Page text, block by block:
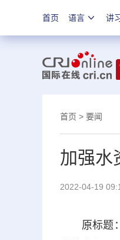
首页 语言 讲
首页 > 要闻
加强水
2022-04-19
原标题：